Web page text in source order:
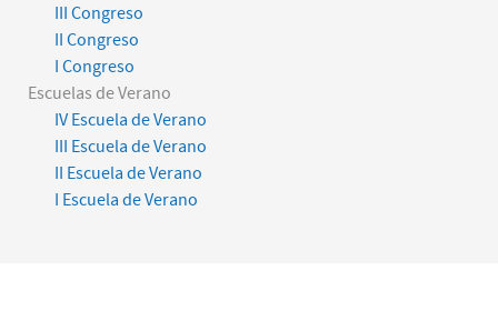
III Congreso
II Congreso
I Congreso
Escuelas de Verano
IV Escuela de Verano
III Escuela de Verano
II Escuela de Verano
I Escuela de Verano